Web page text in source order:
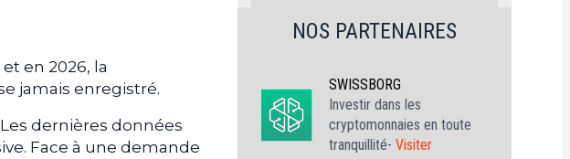
en 2026, la
jamais enregistré.
dernières données
Face à une demande
NOS PARTENAIRES
SWISSBORG
Investir dans les
cryptomonnaies en toute
tranquillité- Visiter